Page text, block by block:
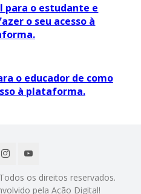
para o estudante e
o seu acesso à
o educador de como
à plataforma.
os direitos reservados.
pela Ação Digital!